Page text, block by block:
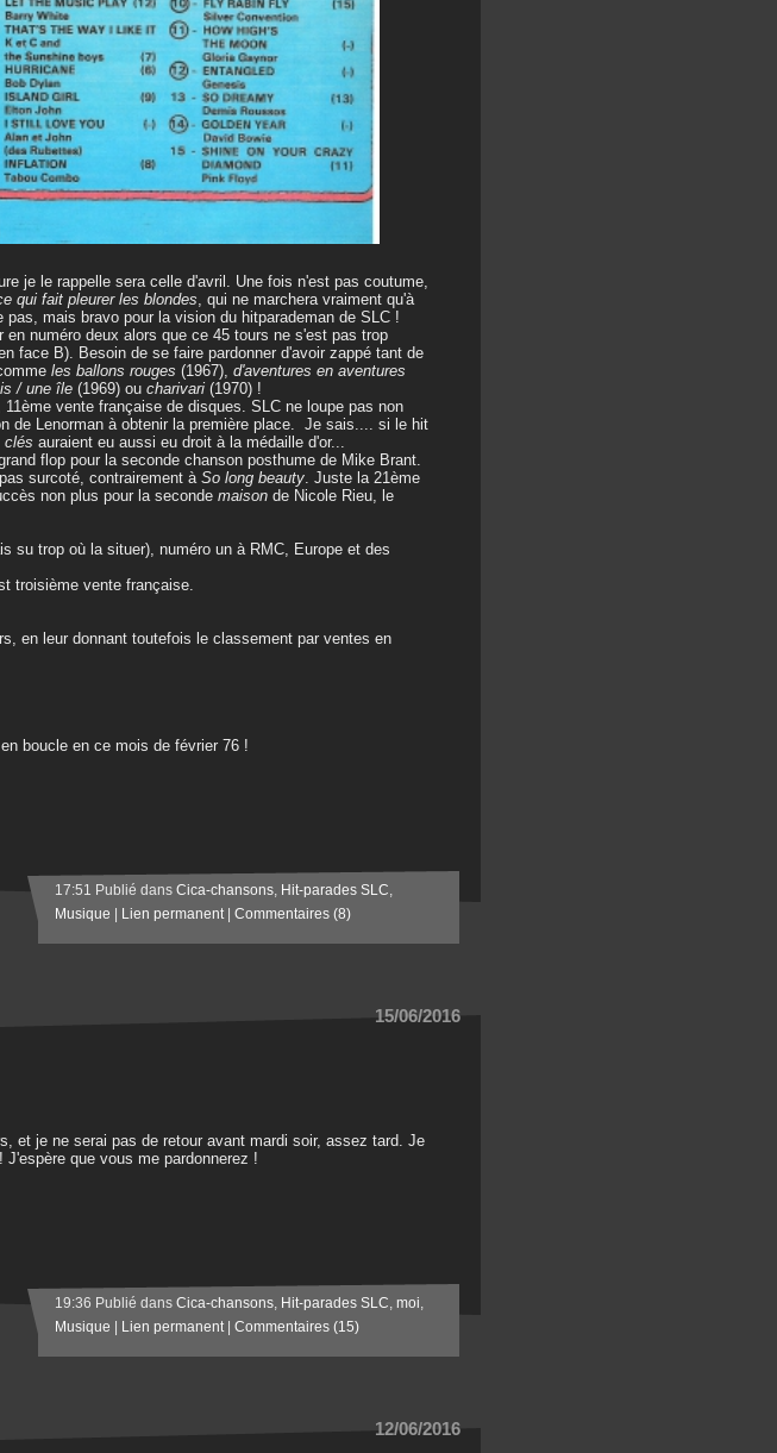
je le rappelle sera celle d'avril. Une fois n'est pas coutume,
qui fait pleurer les blondes , qui ne marchera vraiment qu'à
mais bravo pour la vision du hitparademan de SLC !
numéro deux alors que ce 45 tours ne s'est pas trop
face B). Besoin de se faire pardonner d'avoir zappé tant de
les ballons rouges (1967), d'aventures en aventures
/ une île (1969) ou charivari (1970) !
vente française de disques. SLC ne loupe pas non
de Lenorman à obtenir la première place. Je sais.... si le hit
clés auraient eu aussi eu droit à la médaille d'or...
flop pour la seconde chanson posthume de Mike Brant.
surcoté, contrairement à So long beauty . Juste la 21ème
non plus pour la seconde maison de Nicole Rieu, le
su trop où la situer), numéro un à RMC, Europe et des
troisième vente française.
en leur donnant toutefois le classement par ventes en
en boucle en ce mois de février 76 !
17:51 Publié dans Cica-chansons Hit-parades SLC
Musique | Lien permanent | Commentaires (8)
15/06/2016
et je ne serai pas de retour avant mardi soir, assez tard. Je
que vous me pardonnerez !
19:36 Publié dans Cica-chansons Hit-parades SLC moi
Musique | Lien permanent | Commentaires (15)
12/06/2016